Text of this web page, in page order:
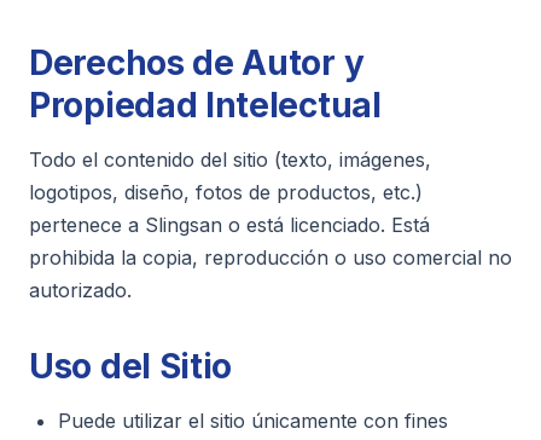
Derechos de Autor y
Propiedad Intelectual
Todo el contenido del sitio (texto, imágenes,
logotipos, diseño, fotos de productos, etc.)
pertenece a Slingsan o está licenciado. Está
prohibida la copia, reproducción o uso comercial no
autorizado.
Uso del Sitio
Puede utilizar el sitio únicamente con fines